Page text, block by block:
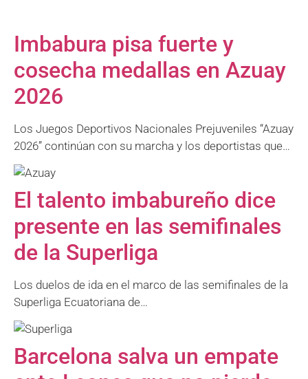
Imbabura pisa fuerte y
cosecha medallas en Azuay
2026
Los Juegos Deportivos Nacionales Prejuveniles “Azuay
2026” continúan con su marcha y los deportistas que…
El talento imbabureño dice
presente en las semifinales
de la Superliga
Los duelos de ida en el marco de las semifinales de la
Superliga Ecuatoriana de…
Barcelona salva un empate